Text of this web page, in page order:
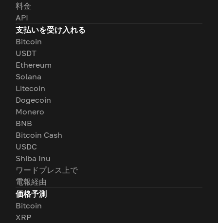
料金
API
支払いを受け入れる
Bitcoin
USDT
Ethereum
Solana
Litecoin
Dogecoin
Monero
BNB
Bitcoin Cash
USDC
Shiba Inu
ワードプレス上で
電報経由
価格予測
Bitcoin
XRP